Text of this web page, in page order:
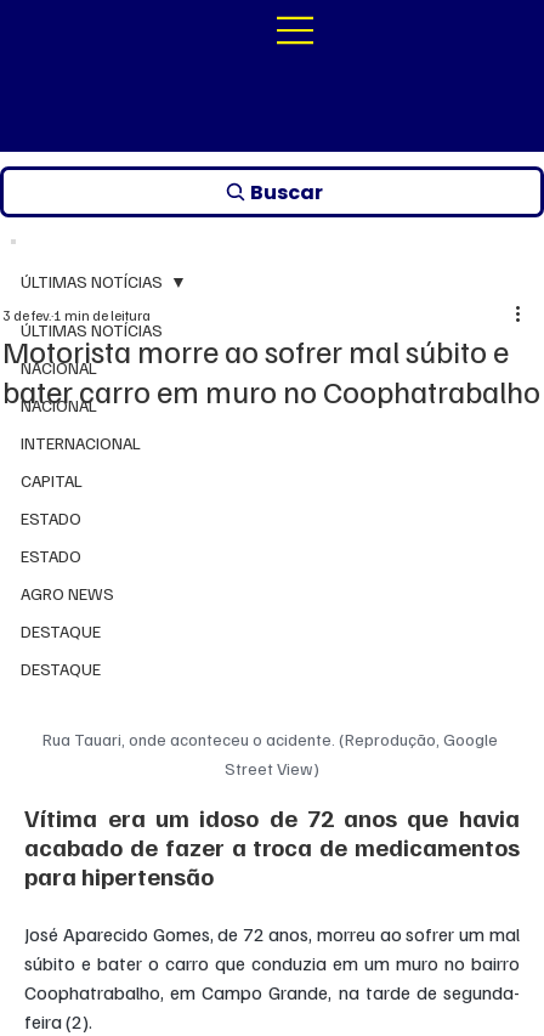
Buscar
ÚLTIMAS NOTÍCIAS
NACIONAL
NACIONAL
INTERNACIONAL
CAPITAL
ESTADO
ESTADO
AGRO NEWS
DESTAQUE
DESTAQUE
ÚLTIMAS NOTÍCIAS
Motorista morre ao sofrer mal súbito e
bater carro em muro no Coophatrabalho
3 de fev.1 min de leitura
Rua Tauari, onde aconteceu o acidente. (Reprodução, Google
Street View)
Vítima era um idoso de 72 anos que havia
acabado de fazer a troca de medicamentos
para hipertensão
José Aparecido Gomes, de 72 anos, morreu ao sofrer um mal
súbito e bater o carro que conduzia em um muro no bairro
Coophatrabalho, em Campo Grande, na tarde de segunda-
feira (2).